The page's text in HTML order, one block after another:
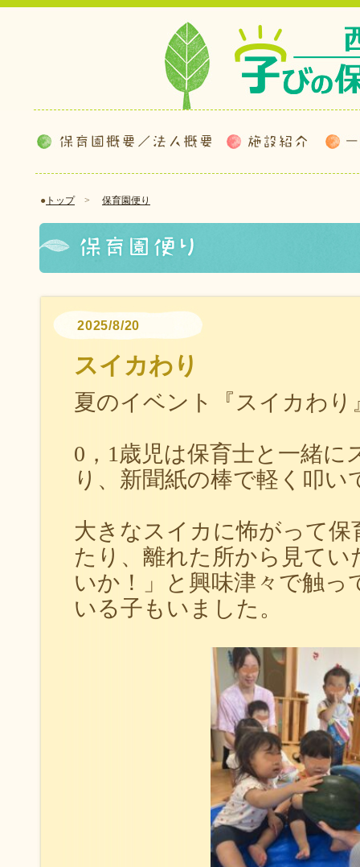
● トップ> 保育園便り
2025/8/20
スイカわり
夏のイベント『スイカわ
0，1歳児は保育士と一緒に
り、新聞紙の棒で軽く叩
大きなスイカに怖がって
たり、 離れた所から見てい
いか！」と興味津々で触っ
いる子もいました。